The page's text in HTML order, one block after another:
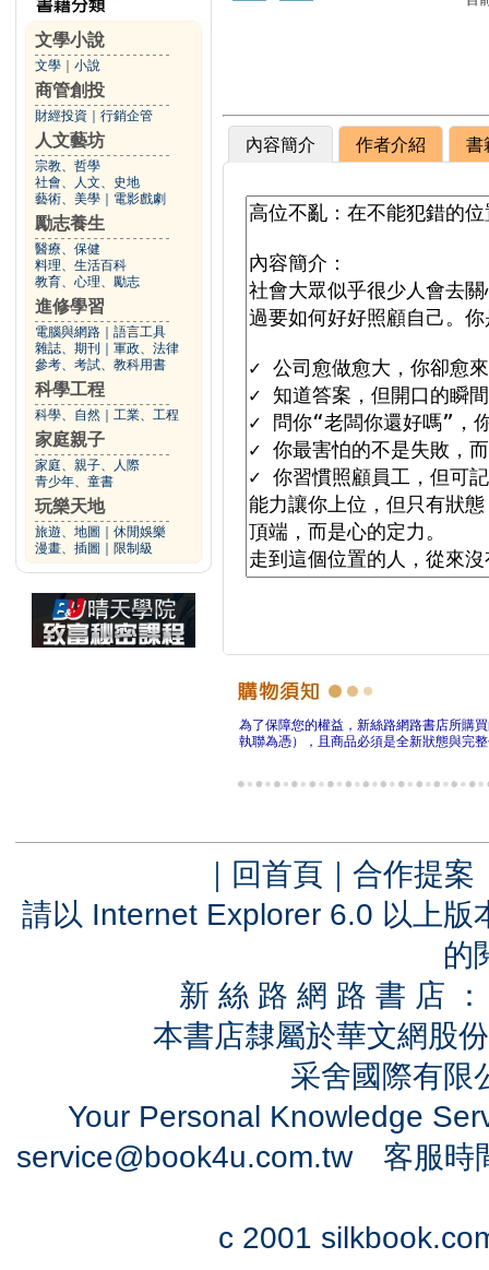
文學小說
文學 小說
商管創投
財經投資 行銷企管
人文藝坊
宗教、哲學
社會、人文、史地
藝術、美學
電影戲劇
勵志養生
醫療、保健
料理、生活百科
教育、心理、勵志
進修學習
電腦與網路
語言工具
雜誌、期刊
軍政、法律
參考、考試、教科用書
科學工程
科學、自然 工業、工程
家庭親子
家庭、親子、人際
青少年、童書
玩樂天地
旅遊、地圖
休閒娛樂
漫畫、插圖
限制級
內容簡介 作者介紹 書
為了保障您的權益，新絲路網路書店所購
執聯為憑），且商品必須是全新狀態與完
｜ 回首頁 ｜ 合作提案
請以 Internet Explorer 6.0 以上
的
新 絲 路 網 路 書 店
本書店隸屬於華文網股
采舍國際有
Your Personal Knowledge
service@book4u.com.tw客服時
c 2001